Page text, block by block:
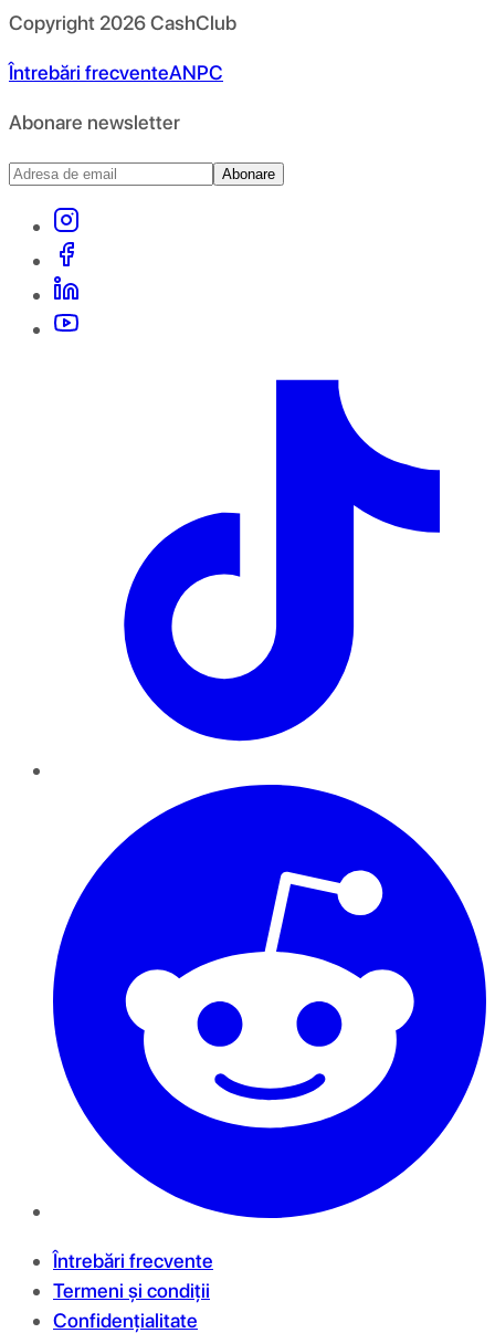
Copyright 2026CashClub
Întrebări frecventeANPC
Abonare newsletter
Abonare
Întrebări frecvente
Termeni și condiții
Confidențialitate